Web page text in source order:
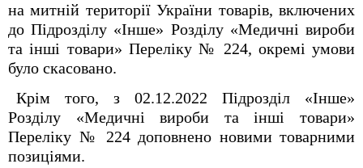
на митній території України товарів, включених
до Підрозділу «Інше» Розділу «Медичні вироби
та інші товари» Переліку № 224, окремі умови
було скасовано.
Крім того, з 02.12.2022 Підрозділ «Інше»
Розділу «Медичні вироби та інші товари»
Переліку № 224 доповнено новими товарними
позиціями.